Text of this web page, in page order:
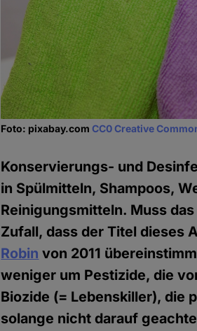
Foto: pixabay.comCC0 Creative
Konservierungs- und
in Spülmitteln, Shampoos,
Reinigungsmitteln. Muss
Zufall, dass der Titel dieses
Robin von 2011
weniger um Pestizide, die
Biozide (= Lebenskiller), die
solange nicht darauf